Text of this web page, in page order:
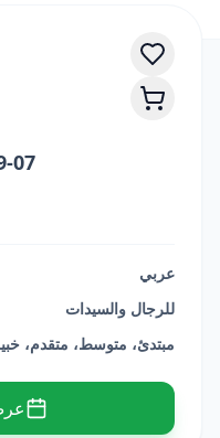
07
عربي
للرجال والسيدات
مبتدئ، متوسط، متقدم،